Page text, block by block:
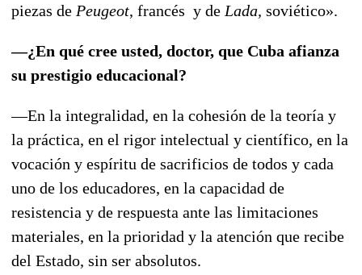
piezas de Peugeot, francés y de Lada, soviético».
—¿En qué cree usted, doctor, que Cuba afianza
su prestigio educacional?
—En la integralidad, en la cohesión de la teoría y
la práctica, en el rigor intelectual y científico, en la
vocación y espíritu de sacrificios de todos y cada
uno de los educadores, en la capacidad de
resistencia y de respuesta ante las limitaciones
materiales, en la prioridad y la atención que recibe
del Estado, sin ser absolutos.